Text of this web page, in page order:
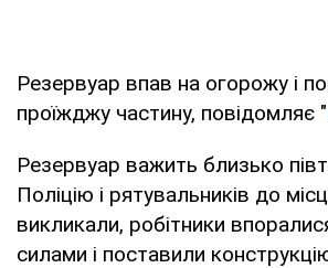
Резервуар впав на огорожу і
проїжджу частину, повідомляє "
Резервуар важить близько
Поліцію і рятувальників до
викликали, робітники
силами і поставили